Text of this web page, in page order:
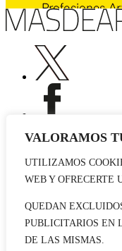
VALORAMOS
UTILIZAMOS
WEB Y OFRECERTE
QUEDAN
PUBLICITARIOS EN
DE LAS MISMAS.
Publicidad
Contacto
© 2026 masdearte.